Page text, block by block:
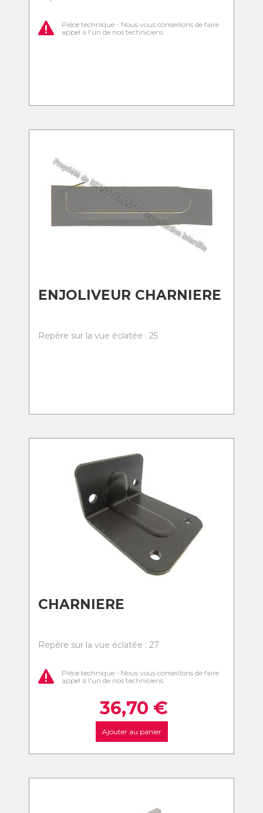
Pièce technique - Nous vous conseillons de faire
appel à l'un de nos techniciens
ENJOLIVEUR CHARNIERE
Repère sur la vue éclatée : 25
CHARNIERE
Repère sur la vue éclatée : 27
Pièce technique - Nous vous conseillons de faire
appel à l'un de nos techniciens
36,70 €
Ajouter au panier